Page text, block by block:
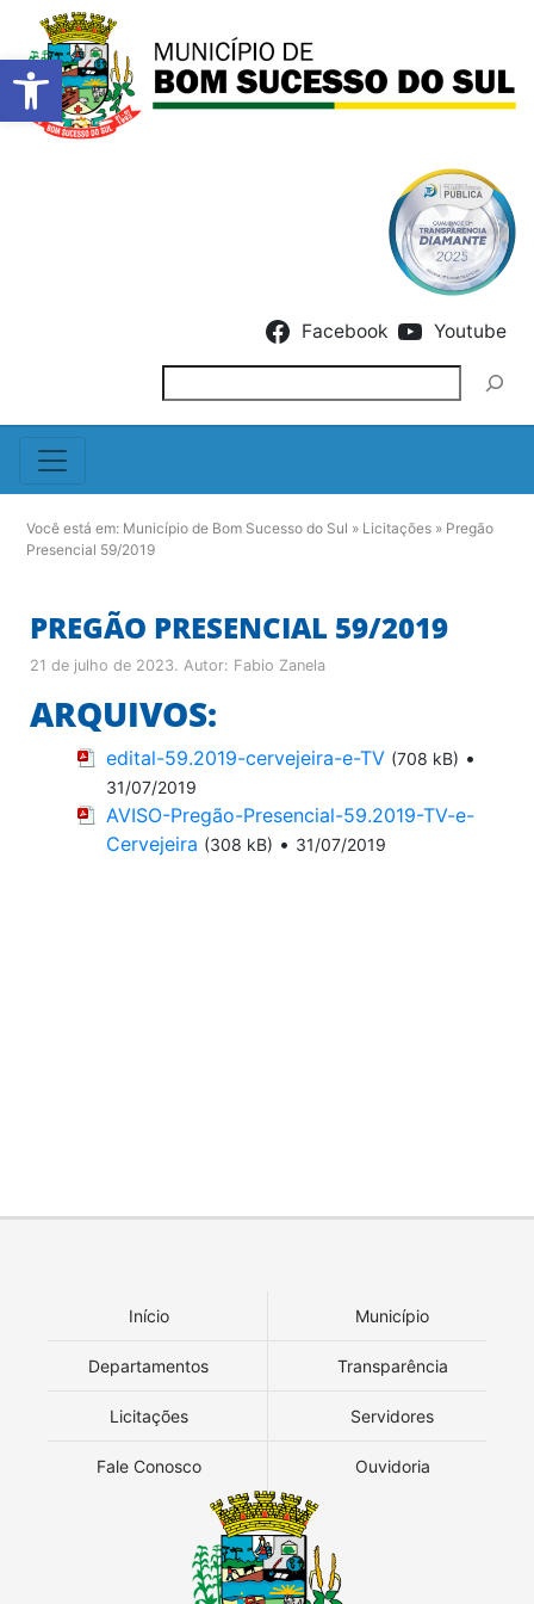
Barra de Ferramentas
Facebook Youtube
Você está em: Município de Bom Sucesso do Sul » Licitações » Pregão
Presencial 59/2019
PREGÃO PRESENCIAL 59/2019
21 de julho de 2023. Autor: Fabio Zanela
ARQUIVOS:
edital-59.2019-cervejeira-e-TV (708 kB) •
31/07/2019
AVISO-Pregão-Presencial-59.2019-TV-e-
Cervejeira (308 kB) • 31/07/2019
Início Município
Departamentos Transparência
Licitações Servidores
Fale Conosco Ouvidoria